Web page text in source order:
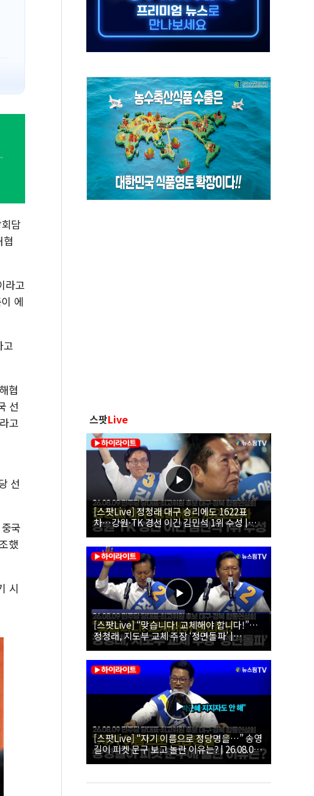
원, '정부 특사'로 콜롬비아 대통령 취임식 참석
보' 울진 시간당 30mm 강한 비...호우 피해 없어
담
라고
에
고
협
선
고
선
국
했
시
스팟Live
[스팟Live] 정청래 대구 승리에도 1622표
차…강원·TK 경선 이긴 김민석 1위 수성 |
26.08.09 더불어민주당 당대표·최고위원 후
보 대구·경북 합동연설회
[스팟Live] “맞습니다! 교체해야 합니다!”…
정청래, 지도부 교체 주장 ‘정면돌파’ |
26.08.09 더불어민주당 당대표·최고위원 후
보 대구·경북 합동연설회
[스팟Live] “자기 이름으로 정당명을…” 송영
길이 피켓 문구 보고 놀란 이유는? | 26.08.09
더불어민주당 당대표·최고위원 후보 대구·경